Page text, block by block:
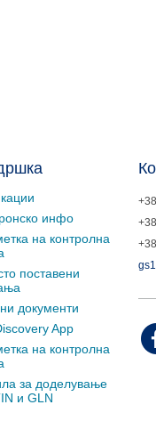
инфо
на контролна
поставени
документи
App
на контролна
за доделување
и GLN